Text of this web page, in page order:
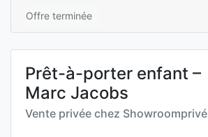
Offre terminée
Prêt-à-porter enfant –
Marc Jacobs
Vente privée chez Showroomprivé